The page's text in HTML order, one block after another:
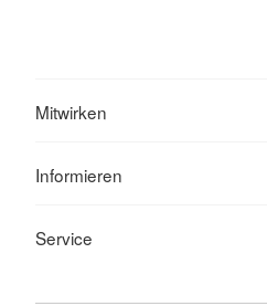
Mitwirken
Informieren
Service